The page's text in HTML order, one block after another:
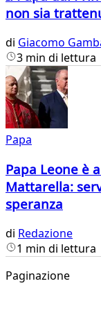
non sia
di Giacomo
3 min di lettura
Papa
Papa Leone è
Mattarella:
speranza
di Redazione
1 min di lettura
Paginazione